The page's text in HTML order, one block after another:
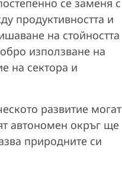
продуктивността и
на стойността
използване на
на сектора и
развитие могат
автономен окръг ще
природните си